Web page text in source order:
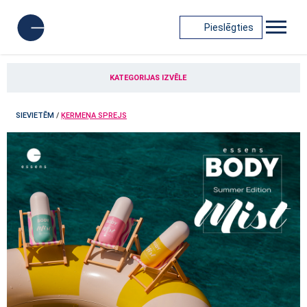
Pieslēgties
KATEGORIJAS IZVĒLE
SIEVIETĒM / ĶERMEŅA SPREJS